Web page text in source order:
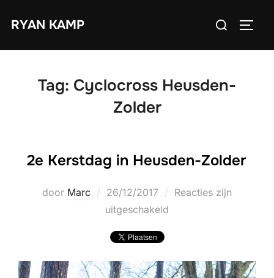
naarRYAN KAMP
Zoek
Tag: Cyclocross Heusden-
Zolder
2e Kerstdag in Heusden-Zolder
door Marc
Geplaatst
op
26/12/2017
Reacties zijn
uitgeschakeld